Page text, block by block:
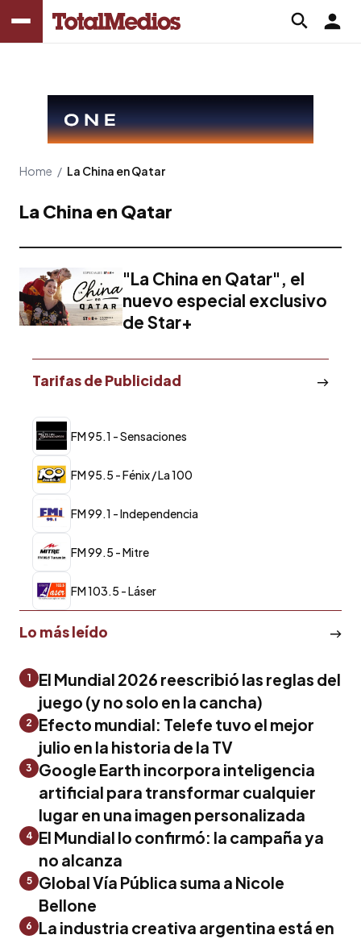
Home / La China en Qatar
La China en Qatar
"La China en Qatar", el
nuevo especial exclusivo
de Star+
Tarifas de Publicidad
FM 95.1 - Sensaciones
FM 95.5 - Fénix / La 100
FM 99.1 - Independencia
FM 99.5 - Mitre
FM 103.5 - Láser
Lo más leído
1
El Mundial 2026 reescribió las reglas del
juego (y no solo en la cancha)
2
Efecto mundial: Telefe tuvo el mejor
julio en la historia de la TV
3
Google Earth incorpora inteligencia
artificial para transformar cualquier
lugar en una imagen personalizada
4 El Mundial lo confirmó: la campaña ya
no alcanza
5
Global Vía Pública suma a Nicole
Bellone
6
La industria creativa argentina está en